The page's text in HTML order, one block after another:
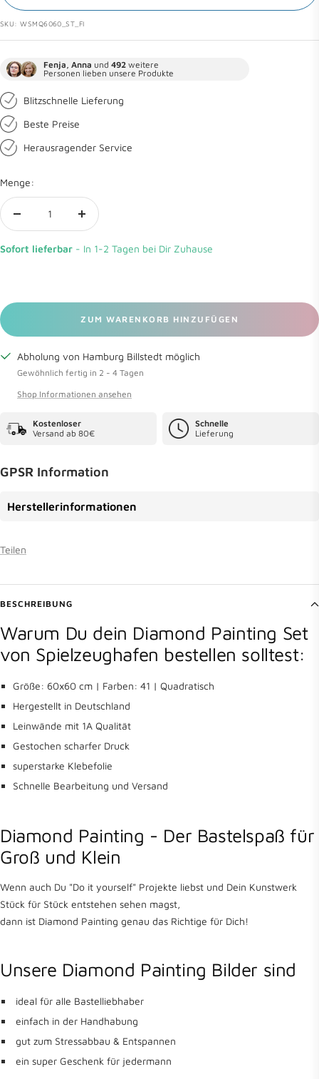
SKU:WSMQ6060_ST_FI
Fenja, Anna und 492 weitere
Personen lieben unsere Produkte
Blitzschnelle Lieferung
Beste Preise
Herausragender Service
Menge:
Menge
Sofort lieferbar - In 1-2 Tagen bei Dir Zuhause
ZUM WARENKORB HINZUFÜGEN
Abholung von Hamburg Billstedt möglich
Gewöhnlich fertig in 2 - 4 Tagen
Shop Informationen ansehen
Kostenloser
Versand ab 80€
Schnelle
Lieferung
GPSR Information
Herstellerinformationen
Teilen
BESCHREIBUNG
Warum Du dein Diamond Painting Set
von Spielzeughafen bestellen solltest:
Größe: 60x60 cm | Farben: 41 | Quadratisch
Hergestellt in Deutschland
Leinwände mit 1A Qualität
Gestochen scharfer Druck
superstarke Klebefolie
Schnelle Bearbeitung und Versand
Diamond Painting - Der Bastelspaß für
Groß und Klein
Wenn auch Du "Do it yourself" Projekte liebst und Dein Kunstwerk
Stück für Stück entstehen sehen magst,
dann ist Diamond Painting genau das Richtige für Dich!
Unsere Diamond Painting Bilder sind
ideal für alle Bastelliebhaber
einfach in der Handhabung
gut zum Stressabbau & Entspannen
ein super Geschenk für jedermann